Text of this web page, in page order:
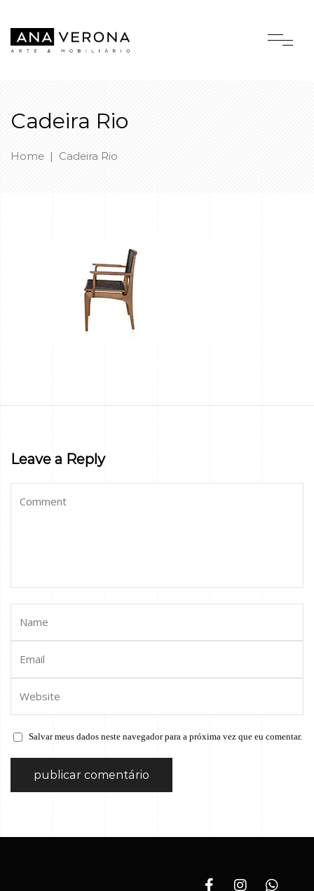
Cadeira Rio
Home | Cadeira Rio
Leave a Reply
Salvar meus dados neste navegador para a próxima vez que eu comentar.